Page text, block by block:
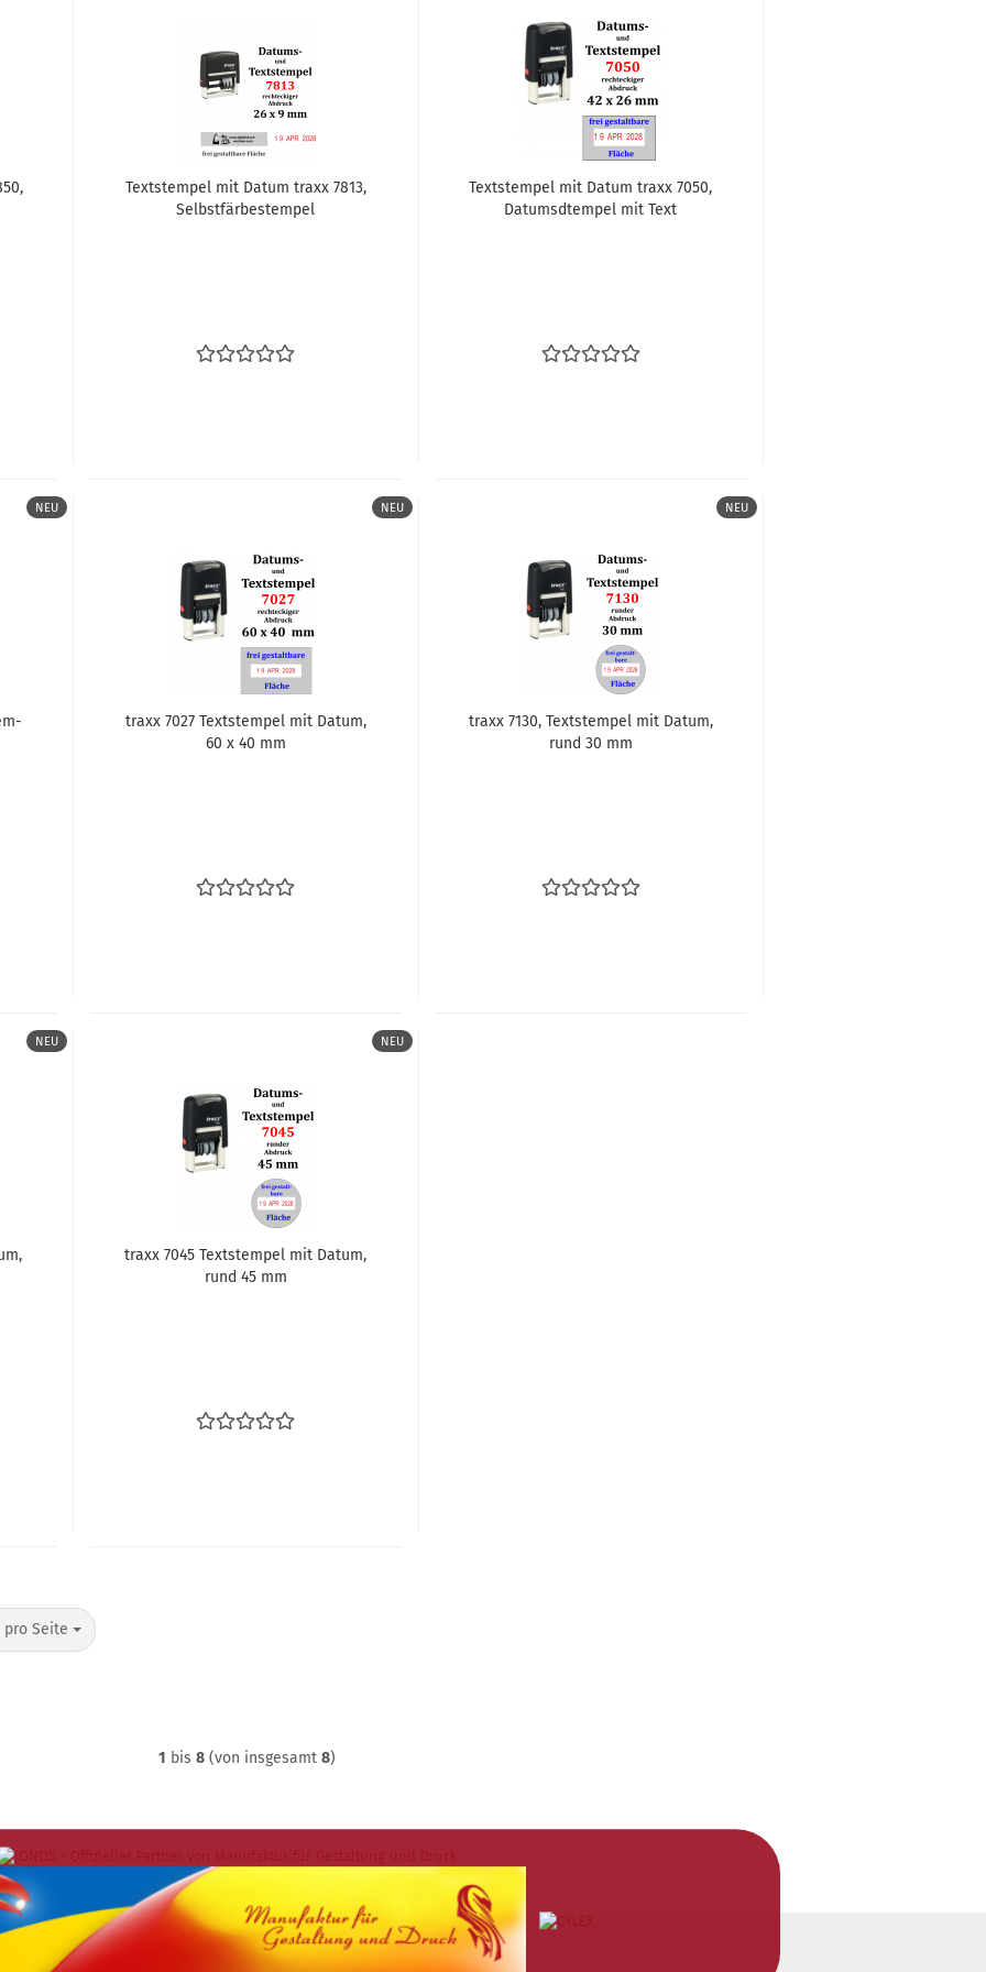
Text­stem­pel mit Datum traxx 7813,
Selbst­fär­be­s­tem­pel
Text­stem­pel mit Datum traxx 7050,
Da­tums­d­tem­pel mit Text
NEU NEU
traxx 7027 Text­stem­pel mit Datum,
60 x 40 mm
NEU
traxx 7130, Text­stem­pel mit Datum,
rund 30 mm
NEU NEU
traxx 7045 Text­stem­pel mit Datum,
rund 45 mm
pro Seite
Seite
1 bis 8(von insgesamt 8)